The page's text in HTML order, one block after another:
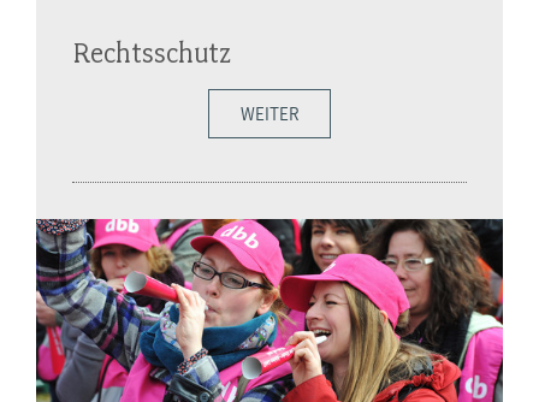
Rechtsschutz
WEITER